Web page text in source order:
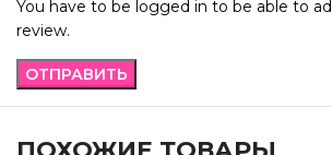
You have to be logged in to be able to
review.